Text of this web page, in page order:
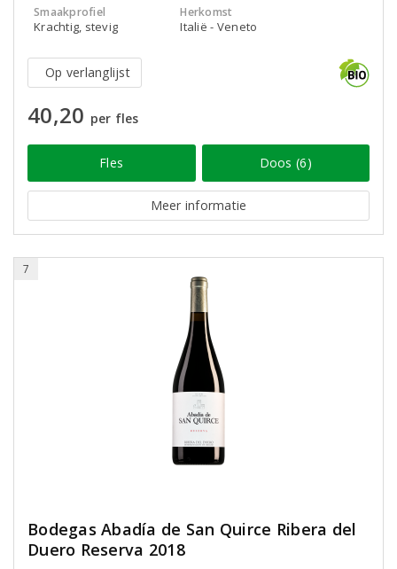
Smaakprofiel
Krachtig, stevig
Herkomst
Italië - Veneto
Op verlanglijst
40,20 per fles
Fles Doos (6)
Meer informatie
7
Bodegas Abadía de San Quirce Ribera del
Duero Reserva 2018